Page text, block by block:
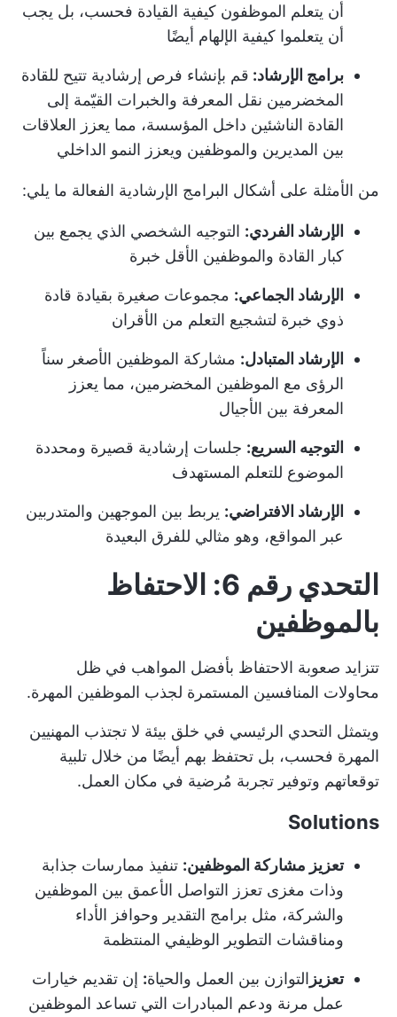
أن يتعلم الموظفون كيفية القيادة فحسب، بل يجب
أن يتعلموا كيفية الإلهام أيضًا
برامج الإرشاد: قم بإنشاء فرص إرشادية تتيح للقادة
المخضرمين نقل المعرفة والخبرات القيّمة إلى
القادة الناشئين داخل المؤسسة، مما يعزز العلاقات
بين المديرين والموظفين ويعزز النمو الداخلي
من الأمثلة على أشكال البرامج الإرشادية الفعالة ما يلي:
الإرشاد الفردي: التوجيه الشخصي الذي يجمع بين
كبار القادة والموظفين الأقل خبرة
الإرشاد الجماعي: مجموعات صغيرة بقيادة قادة
ذوي خبرة لتشجيع التعلم من الأقران
الإرشاد المتبادل: مشاركة الموظفين الأصغر سناً
الرؤى مع الموظفين المخضرمين، مما يعزز
المعرفة بين الأجيال
التوجيه السريع: جلسات إرشادية قصيرة ومحددة
الموضوع للتعلم المستهدف
الإرشاد الافتراضي: يربط بين الموجهين والمتدربين
عبر المواقع، وهو مثالي للفرق البعيدة
التحدي رقم 6: الاحتفاظ
بالموظفين
تتزايد صعوبة الاحتفاظ بأفضل المواهب في ظل
محاولات المنافسين المستمرة لجذب الموظفين المهرة.
ويتمثل التحدي الرئيسي في خلق بيئة لا تجتذب المهنيين
المهرة فحسب، بل تحتفظ بهم أيضًا من خلال تلبية
توقعاتهم وتوفير تجربة مُرضية في مكان العمل.
Solutions
تعزيز مشاركة الموظفين: تنفيذ ممارسات جذابة
وذات مغزى تعزز التواصل الأعمق بين الموظفين
والشركة، مثل برامج التقدير وحوافز الأداء
ومناقشات التطوير الوظيفي المنتظمة
تعزيز التوازن بين العمل والحياة: إن تقديم خيارات
عمل مرنة ودعم المبادرات التي تساعد الموظفين